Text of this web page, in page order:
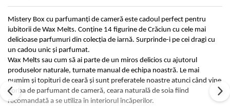
Mistery Box cu parfumanți de cameră este cadoul perfect pentru
iubitorii de Wax Melts. Conține 14 figurine de Crăciun cu cele mai
delicioase parfumuri din colecția de iarnă. Surprinde-i pe cei dragi cu
un cadou unic și parfumat.
Wax Melts sau cum să ai parte de un miros delicios cu ajutorul
produselor naturale, turnate manual de echipa noastră. Le mai
numim și topituri de ceară și sunt preferatele noastre atunci când vine
vorba de parfumant de cameră, ceara naturală de soia fiind
recomandată a se utiliza în interiorul încăperilor.